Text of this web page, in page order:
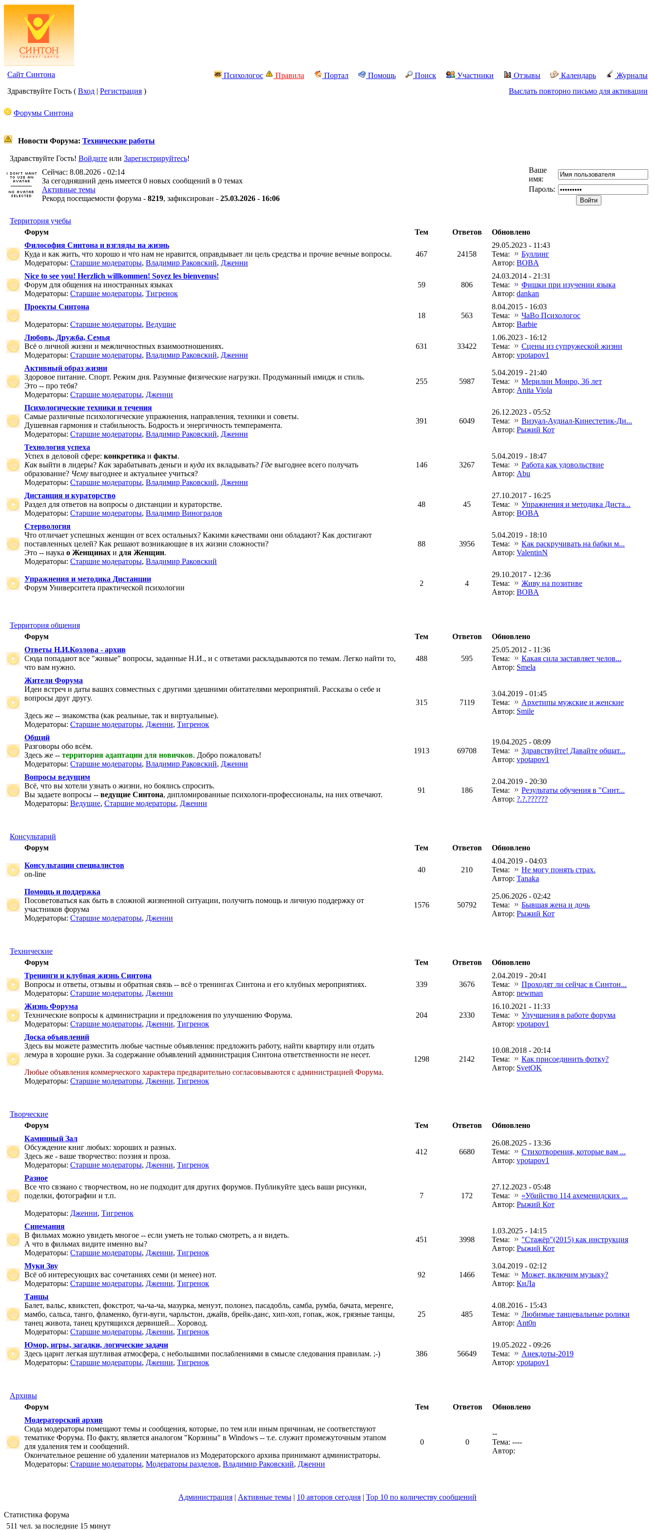
Сайт Синтона Психологос Правила Портал Помощь Поиск Участники Отзывы Календарь
Журналы
Здравствуйте Гость ( Вход | Регистрация ) Выслать повторно письмо для активации
Форумы Синтона
Новости Форума: Технические работы
Здравствуйте Гость! Войдите или Зарегистрируйтесь!
Сейчас: 8.08.2026 - 02:14
За сегодняшний день имеется 0 новых сообщений в 0 темах
Активные темы
Рекорд посещаемости форума - 8219, зафиксирован - 25.03.2026 - 16:06
Ваше
имя:
Пароль:
Территория учебы
Форум
Тем Ответов
Обновлено
Философия Синтона и взгляды на жизнь
Куда и как жить, что хорошо и что нам не нравится, оправдывает ли цель средства и прочие вечные вопросы.
Модераторы: Старшие модераторы, Владимир Раковский, Дженни
467 24158
29.05.2023 - 11:43
Тема:
Буллинг
Автор: BOBA
Nice to see you! Herzlich willkommen! Soyez les bienvenus!
Форум для общения на иностранных языках
Модераторы: Старшие модераторы, Тигренок
59 806
24.03.2014 - 21:31
Тема:
Фишки при изучении языка
Автор: dankan
Проекты Синтона
Модераторы: Старшие модераторы, Ведущие
18 563
8.04.2015 - 16:03
Тема:
ЧаВо Психологос
Автор: Barbie
Любовь, Дружба, Семья
Всё о личной жизни и межличностных взаимоотношениях.
Модераторы: Старшие модераторы, Владимир Раковский, Дженни
631 33422
1.06.2023 - 16:12
Тема:
Сцены из супружеской жизни
Автор: vpotapov1
Активный образ жизни
Здоровое питание. Спорт. Режим дня. Разумные физические нагрузки. Продуманный имидж и стиль.
Это -- про тебя?
Модераторы: Старшие модераторы, Дженни
255 5987
5.04.2019 - 21:40
Тема:
Мерилин Монро, 36 лет
Автор: Anita Viola
Психологические техники и течения
Самые различные психологические упражнения, направления, техники и советы.
Душевная гармония и стабильность. Бодрость и энергичность темперамента.
Модераторы: Старшие модераторы, Владимир Раковский, Дженни
391 6049
26.12.2023 - 05:52
Тема:
Визуал-Аудиал-Кинестетик-Ди...
Автор: Рыжий Кот
Технология успеха
Успех в деловой сфере: конкретика и факты.
Каквыйти в лидеры? Какзарабатывать деньги и куда их вкладывать? Где выгоднее всего получать
образование? Чему выгоднее и актуальнее учиться?
Модераторы: Старшие модераторы, Владимир Раковский, Дженни
146 3267
5.04.2019 - 18:47
Тема:
Работа как удовольствие
Автор: Abu
Дистанция и кураторство
Раздел для ответов на вопросы о дистанции и кураторстве.
Модераторы: Старшие модераторы, Владимир Виноградов
48 45
27.10.2017 - 16:25
Тема:
Упражнения и методика Диста...
Автор: BOBA
Стервология
Что отличает успешных женщин от всех остальных? Какими качествами они обладают? Как достигают
поставленных целей? Как решают возникающие в их жизни сложности?
Это -- наука о Женщинах и для Женщин.
Модераторы: Старшие модераторы, Владимир Раковский
88 3956
5.04.2019 - 18:10
Тема:
Как раскручивать на бабки м...
Автор: ValentinN
Упражнения и методика Дистанции
Форум Университета практической психологии
2 4
29.10.2017 - 12:36
Тема:
Живу на позитиве
Автор: BOBA
Территория общения
Форум
Тем Ответов
Обновлено
Ответы Н.И.Козлова - архив
Сюда попадают все "живые" вопросы, заданные Н.И., и с ответами раскладываются по темам. Легко найти то,
что вам нужно.
488 595
25.05.2012 - 11:36
Тема:
Какая сила заставляет челов...
Автор: Smela
Жители Форума
Идеи встреч и даты ваших совместных с другими здешними обитателями мероприятий. Рассказы о себе и
вопросы друг другу.
Здесь же -- знакомства (как реальные, так и виртуальные).
Модераторы: Старшие модераторы, Дженни, Тигренок
315 7119
3.04.2019 - 01:45
Тема:
Архетипы мужские и женские
Автор: Smile
Общий
Разговоры обо всём.
Здесь же -- территория адаптации для новичков. Добро пожаловать!
Модераторы: Старшие модераторы, Владимир Раковский, Дженни
1913 69708
19.04.2025 - 08:09
Тема:
Здравствуйте! Давайте общат...
Автор: vpotapov1
Вопросы ведущим
Всё, что вы хотели узнать о жизни, но боялись спросить.
Вы задаете вопросы -- ведущие Синтона, дипломированные психологи-профессионалы, на них отвечают.
Модераторы: Ведущие, Старшие модераторы, Дженни
91 186
2.04.2019 - 20:30
Тема:
Результаты обучения в "Синт...
Автор: ?.?.??????
Консультарий
Форум
Тем Ответов Обновлено
Консультации специалистов
on-line
40 210
4.04.2019 - 04:03
Тема:
Не могу понять страх.
Автор: Tanaka
Помощь и поддержка
Посоветоваться как быть в сложной жизненной ситуации, получить помощь и личную поддержку от
участников форума
Модераторы: Старшие модераторы, Дженни
1576 50792
25.06.2026 - 02:42
Тема:
Бывшая жена и дочь
Автор: Рыжий Кот
Технические
Форум
Тем Ответов
Обновлено
Тренинги и клубная жизнь Синтона
Вопросы и ответы, отзывы и обратная связь -- всё о тренингах Синтона и его клубных мероприятиях.
Модераторы: Старшие модераторы, Дженни
339 3676
2.04.2019 - 20:41
Тема:
Проходят ли сейчас в Синтон...
Автор: newman
Жизнь Форума
Технические вопросы к администрации и предложения по улучшению Форума.
Модераторы: Старшие модераторы, Дженни, Тигренок
204 2330
16.10.2021 - 11:33
Тема:
Улучшения в работе форума
Автор: vpotapov1
Доска объявлений
Здесь вы можете разместить любые частные объявления: предложить работу, найти квартиру или отдать
лемура в хорошие руки. За содержание объявлений администрация Синтона ответственности не несет.
Любые объявления коммерческого характера предварительно согласовываются с администрацией Форума.
Модераторы: Старшие модераторы, Дженни, Тигренок
1298 2142
10.08.2018 - 20:14
Тема:
Как присоединить фотку?
Автор: SvetOK
Творческие
Форум
Тем Ответов
Обновлено
Каминный Зал
Обсуждение книг любых: хороших и разных.
Здесь же - ваше творчество: поэзия и проза.
Модераторы: Старшие модераторы, Дженни, Тигренок
412 6680
26.08.2025 - 13:36
Тема:
Стихотворения, которые вам ...
Автор: vpotapov1
Разное
Все что свзяано с творчеством, но не подходит для других форумов. Публикуйте здесь ваши рисунки,
поделки, фотографии и т.п.
Модераторы: Дженни, Тигренок
7 172
27.12.2023 - 05:48
Тема:
«Убийство 114 ахеменидских ...
Автор: Рыжий Кот
Синемания
В фильмах можно увидеть многое -- если уметь не только смотреть, а и видеть.
А что в фильмах видите именно вы?
Модераторы: Старшие модераторы, Дженни, Тигренок
451 3998
1.03.2025 - 14:15
Тема:
"Стажёр"(2015) как инструкция
Автор: Рыжий Кот
Муки Зву
Всё об интересующих вас сочетаниях семи (и менее) нот.
Модераторы: Старшие модераторы, Дженни, Тигренок
92 1466
3.04.2019 - 02:12
Тема:
Может, включим музыку?
Автор: КиЛа
Танцы
Балет, вальс, квикстеп, фокстрот, ча-ча-ча, мазурка, менуэт, полонез, пасадобль, самба, румба, бачата, меренге,
мамбо, сальса, танго, фламенко, буги-вуги, чарльстон, джайв, брейк-данс, хип-хоп, гопак, жок, грязные танцы,
танец живота, танец крутящихся дервишей... Хоровод.
Модераторы: Старшие модераторы, Дженни, Тигренок
25 485
4.08.2016 - 15:43
Тема:
Любимые танцевальные ролики
Автор: Ant0n
Юмор, игры, загадки, логические задачи
Здесь царит легкая шутливая атмосфера, с небольшими послаблениями в смысле следования правилам. ;-)
Модераторы: Старшие модераторы, Дженни, Тигренок
386 56649
19.05.2022 - 09:26
Тема:
Анекдоты-2019
Автор: vpotapov1
Архивы
Форум
Тем Ответов
Обновлено
Модераторский архив
Сюда модераторы помещают темы и сообщения, которые, по тем или иным причинам, не соответствуют
тематике Форума. По факту, является аналогом "Корзины" в Windows -- т.е. служит промежуточным этапом
для удаления тем и сообщений.
Окончательное решение об удалении материалов из Модераторского архива принимают администраторы.
Модераторы: Старшие модераторы, Модераторы разделов, Владимир Раковский, Дженни
0 0
--
Тема: ----
Автор:
Администрация | Активные темы | 10 авторов сегодня | Top 10 по количеству сообщений
Статистика форума
511 чел. за последние 15 минут